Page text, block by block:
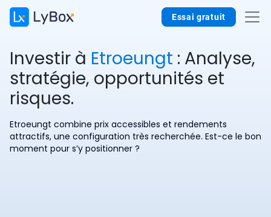
Essai gratuit
Investir à Etroeungt : Analyse,
stratégie, opportunités et
risques.
Etroeungt combine prix accessibles et rendements
attractifs, une configuration très recherchée. Est-ce le bon
moment pour s’y positionner ?